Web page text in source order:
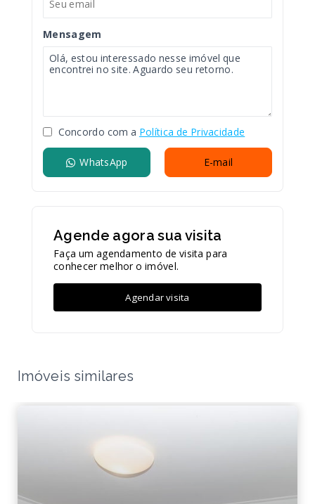
Mensagem
Concordo com a Política de Privacidade
WhatsApp E-mail
Agende agora sua visita
Faça um agendamento de visita para
conhecer melhor o imóvel.
Agendar visita
Imóveis similares